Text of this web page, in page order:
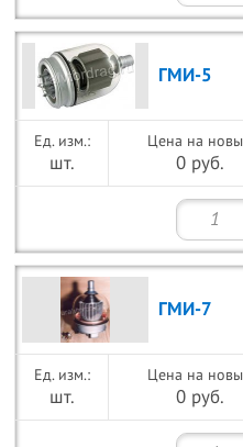
ГМИ-5
шт.
Цена на
0 руб.
ГМИ-7
шт.
Цена на
0 руб.